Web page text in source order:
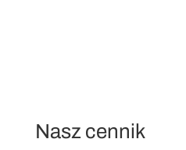
Nasz cennik